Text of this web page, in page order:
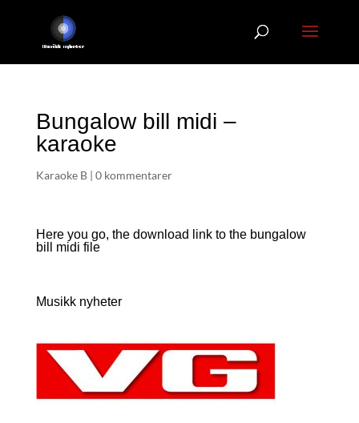
Bungalow bill midi –
karaoke
Karaoke B| 0 kommentarer
Here you go, the download link to the bungalow
bill
midi file
Musikk nyheter